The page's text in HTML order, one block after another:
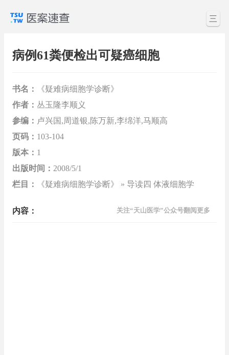
三
病例61粪便检出可疑癌细胞
书名：
《疑难病细胞学诊断》
作者： 丛玉隆李顺义
参编： 卢兴国,周道银,陈万新,李绵洋,马顺高
页码： 103-104
版本： 1
出版时间： 2008/5/1
栏目：
《疑难病细胞学诊断》 » 导读四 体液细胞学
内容： 关注“天山医学”公众号翻阅更多